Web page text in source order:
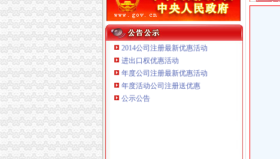
本站导航
2014公司注册最新优惠活动
进出口权优惠活动
年度公司注册最新优惠活动
年度活动公司注册送优惠
公示公告
申